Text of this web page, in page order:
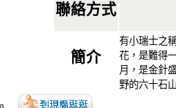
聯絡方式
簡介
有小瑞士之
花，是難得
月，是金針
野的六十石